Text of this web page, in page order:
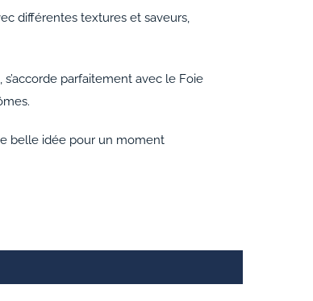
différentes textures et saveurs,
s’accorde parfaitement avec le Foie
belle idée pour un moment